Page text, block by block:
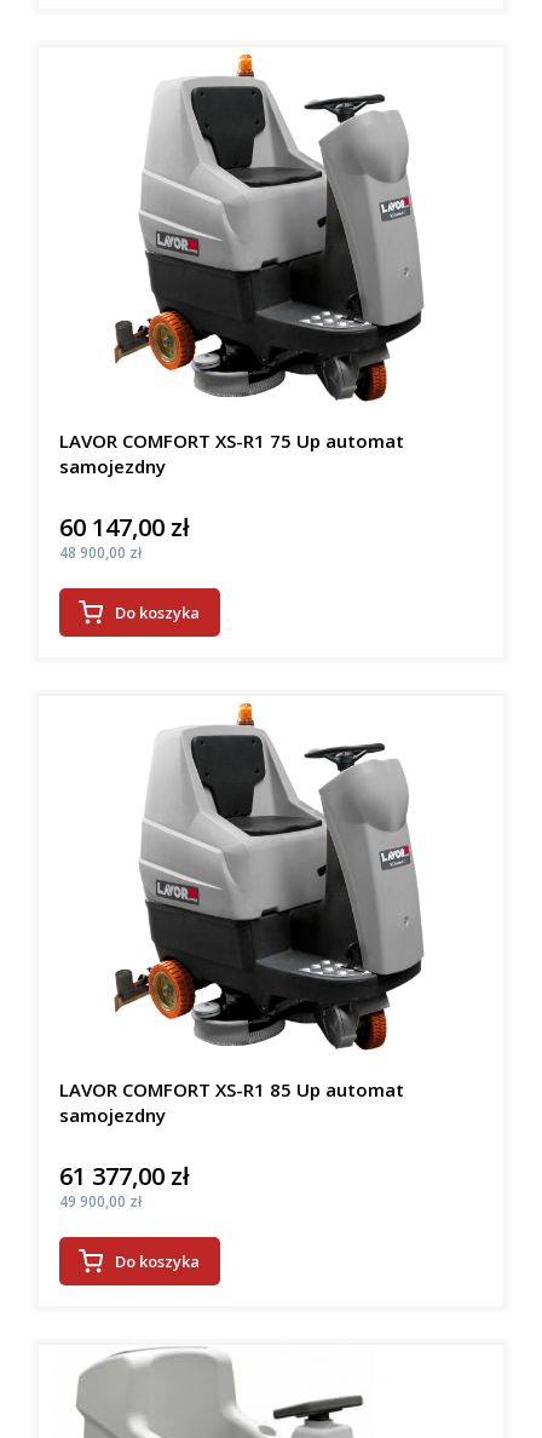
LAVOR COMFORT XS-R1 75 Up automat
samojezdny
Cena
60 147,00 zł
Cena
48 900,00 zł
Do koszyka
LAVOR COMFORT XS-R1 85 Up automat
samojezdny
Cena
61 377,00 zł
Cena
49 900,00 zł
Do koszyka